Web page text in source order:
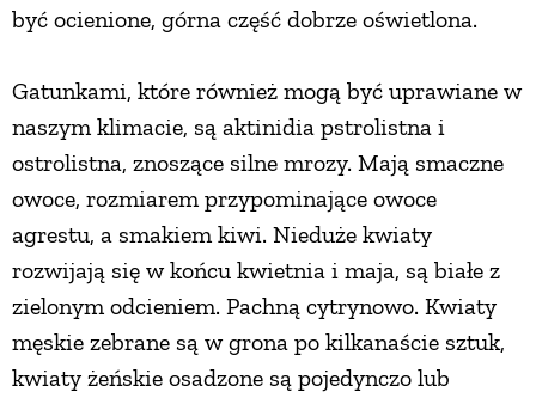
być ocienione, górna część dobrze oświetlona.
Gatunkami, które również mogą być uprawiane w
naszym klimacie, są aktinidia pstrolistna i
ostrolistna, znoszące silne mrozy. Mają smaczne
owoce, rozmiarem przypominające owoce
agrestu, a smakiem kiwi. Nieduże kwiaty
rozwijają się w końcu kwietnia i maja, są białe z
zielonym odcieniem. Pachną cytrynowo. Kwiaty
męskie zebrane są w grona po kilkanaście sztuk,
kwiaty żeńskie osadzone są pojedynczo lub